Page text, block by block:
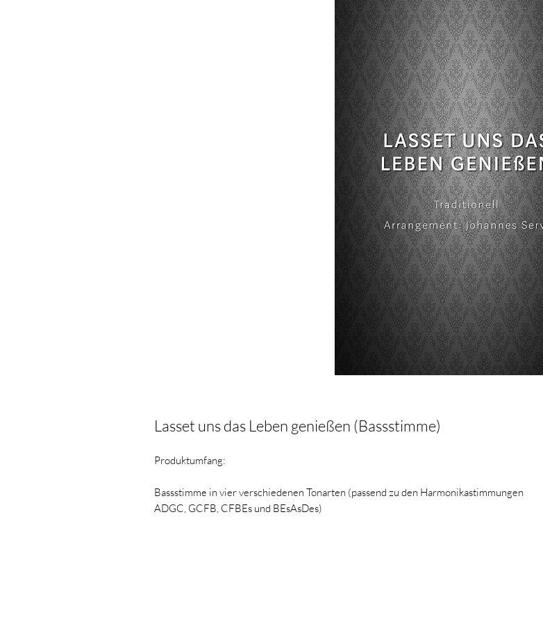
Lasset uns das Leben genießen (Bassstimme)
Produktumfang:
Bassstimme in vier verschiedenen Tonarten (passend zu den Harmonikastimmungen
ADGC, GCFB, CFBEs und BEsAsDes)